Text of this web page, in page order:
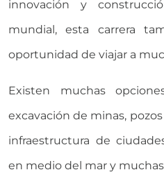
innovación y
mundial, esta carrera
oportunidad de viajar a
Existen muchas
excavación de minas,
infraestructura de
en medio del mar y muchas